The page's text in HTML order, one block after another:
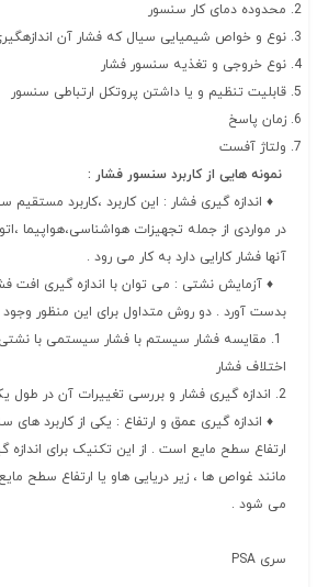
محدوده دمای کار سنسور
نوع و خواص شیمیایی سیال که فشار آن
نوع خروجی و تغذیه سنسور فشار
قابلیت تنظیم و یا داشتن پروتکل ارتباطی سنسور
زمان پاسخ
ولتاژ آفست
نمونه هایی از کاربرد سنسور فشار :
♦ اندازه گیری فشار : این کاربرد ،کاربرد
در مواردی از جمله تجهیزات هواشناسی،هواپیما
آنها فشار کارایی دارد به کار می رود .
♦ آزمایش نشتی : می توان با اندازه گیری افت
بدست آورد . دو روش متداول برای این منظور وجود
1. مقایسه فشار سیستم با فشار سیستمی با نشتی
اختلاف فشار
2. اندازه گیری فشار و بررسی تغییرات آن در طول یک بازه زمانی
♦ اندازه گیری عمق و ارتفاع : یکی از کاربرد های
ارتفاع سطح مایع است . از این تکنیک برای
مانند غواص ها ، زیر دریایی هاو یا ارتفاع سطح
می شود .
سری PSA